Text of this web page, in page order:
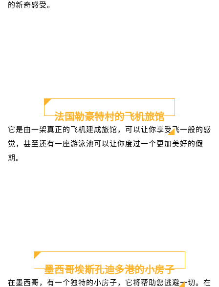
的新奇感受。
法国勒豪特村的飞机旅馆
它是由一架真正的飞机建成旅馆，可以让你享受飞一般的感
觉，甚至还有一座游泳池可以让你度过一个更加美好的假
期。
墨西哥埃斯孔迪多港的小房子
在墨西哥，有一个独特的小房子，它将帮助您逃避一切。在